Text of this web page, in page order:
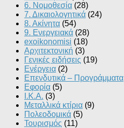
6. Νομοθεσία (28)
7. Δικαιολογητικά (24)
8. Ακίνητα (54)
9. Ενεργειακά (28)
exoikonomisi (18)
Αρχιτεκτονική (3)
Γενικές ειδήσεις (19)
Ενέργεια (2)
Επενδυτικά – Προγράμματα
Εφορία (5)
Ι.Κ.Α. (3)
Μεταλλικά κτίρια (9)
Πολεοδομικά (5)
Τουρισμός (11)